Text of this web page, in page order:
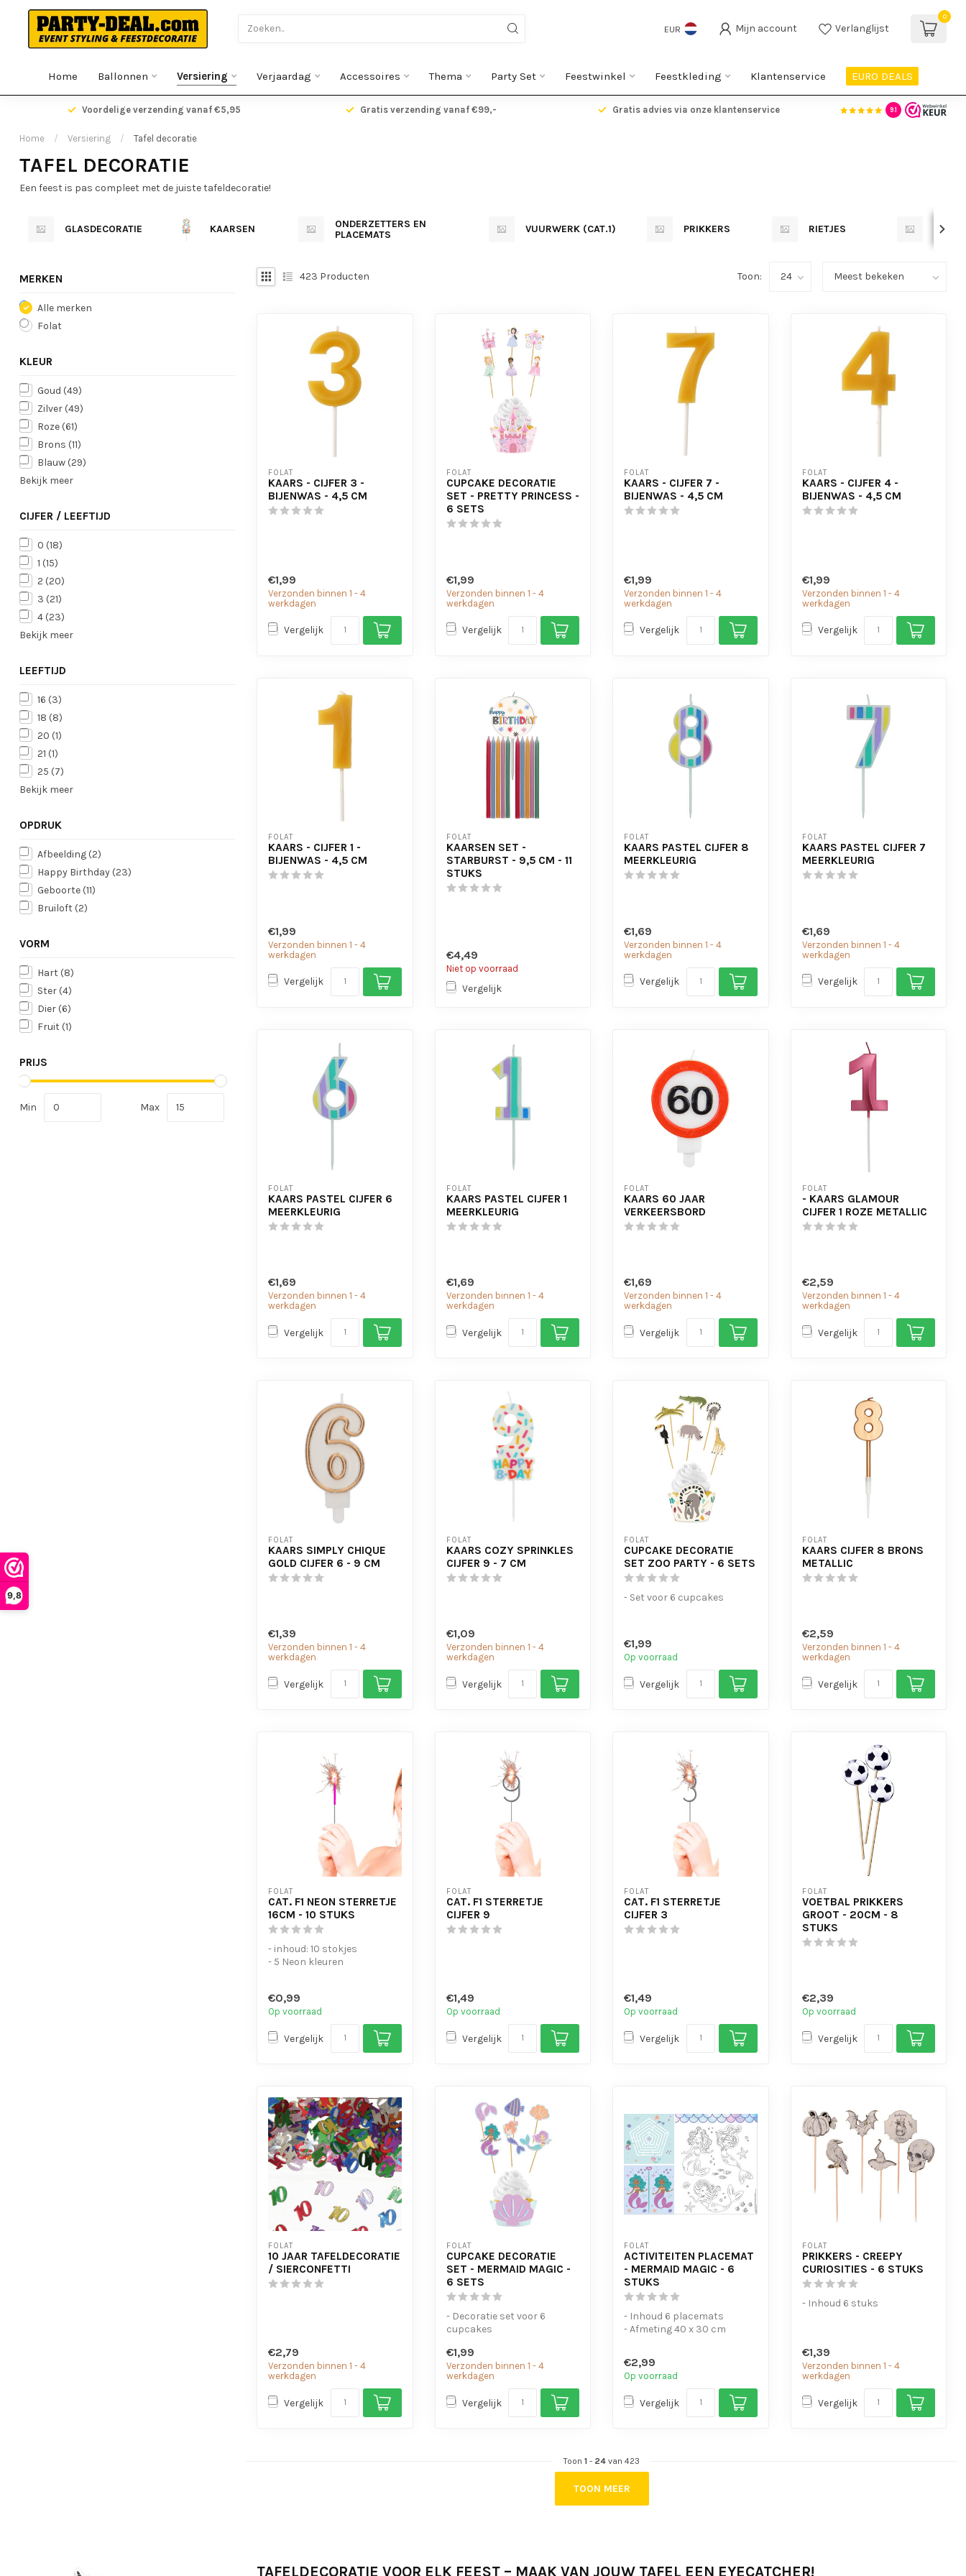
9,8
EUR Mijn account Verlanglijst
0
Home Ballonnen Versiering Verjaardag Accessoires Thema Party Set Feestwinkel Feestkleding Klantenservice EURO DEALS
Voordelige verzending vanaf €5,95 Gratis verzending vanaf €99,- Gratis advies via onze klantenservice 9.1
Home / Versiering / Tafel decoratie
TAFEL DECORATIE
Een feest is pas compleet met de juiste tafeldecoratie!
GLASDECORATIE KAARSEN
ONDERZETTERS EN
PLACEMATS
VUURWERK (CAT.1) PRIKKERS RIETJES
MERKEN
Alle merken
Folat
KLEUR
Goud (49)
Zilver (49)
Roze (61)
Brons (11)
Blauw (29)
Bekijk meer
CIJFER / LEEFTIJD
0 (18)
1 (15)
2 (20)
3 (21)
4 (23)
Bekijk meer
LEEFTIJD
16 (3)
18 (8)
20 (1)
21 (1)
25 (7)
Bekijk meer
OPDRUK
Afbeelding (2)
Happy Birthday (23)
Geboorte (11)
Bruiloft (2)
VORM
Hart (8)
Ster (4)
Dier (6)
Fruit (1)
PRIJS
Min Max
423 Producten Toon:
FOLAT
KAARS - CIJFER 3 -
BIJENWAS - 4,5 CM
€1,99
Verzonden binnen 1 - 4
werkdagen
Vergelijk
FOLAT
CUPCAKE DECORATIE
SET - PRETTY PRINCESS -
6 SETS
€1,99
Verzonden binnen 1 - 4
werkdagen
Vergelijk
FOLAT
KAARS - CIJFER 7 -
BIJENWAS - 4,5 CM
€1,99
Verzonden binnen 1 - 4
werkdagen
Vergelijk
FOLAT
KAARS - CIJFER 4 -
BIJENWAS - 4,5 CM
€1,99
Verzonden binnen 1 - 4
werkdagen
Vergelijk
FOLAT
KAARS - CIJFER 1 -
BIJENWAS - 4,5 CM
€1,99
Verzonden binnen 1 - 4
werkdagen
Vergelijk
FOLAT
KAARSEN SET -
STARBURST - 9,5 CM - 11
STUKS
€4,49
Niet op voorraad
Vergelijk
FOLAT
KAARS PASTEL CIJFER 8
MEERKLEURIG
€1,69
Verzonden binnen 1 - 4
werkdagen
Vergelijk
FOLAT
KAARS PASTEL CIJFER 7
MEERKLEURIG
€1,69
Verzonden binnen 1 - 4
werkdagen
Vergelijk
FOLAT
KAARS PASTEL CIJFER 6
MEERKLEURIG
€1,69
Verzonden binnen 1 - 4
werkdagen
Vergelijk
FOLAT
KAARS PASTEL CIJFER 1
MEERKLEURIG
€1,69
Verzonden binnen 1 - 4
werkdagen
Vergelijk
FOLAT
KAARS 60 JAAR
VERKEERSBORD
€1,69
Verzonden binnen 1 - 4
werkdagen
Vergelijk
FOLAT
- KAARS GLAMOUR
CIJFER 1 ROZE METALLIC
€2,59
Verzonden binnen 1 - 4
werkdagen
Vergelijk
FOLAT
KAARS SIMPLY CHIQUE
GOLD CIJFER 6 - 9 CM
€1,39
Verzonden binnen 1 - 4
werkdagen
Vergelijk
FOLAT
KAARS COZY SPRINKLES
CIJFER 9 - 7 CM
€1,09
Verzonden binnen 1 - 4
werkdagen
Vergelijk
FOLAT
CUPCAKE DECORATIE
SET ZOO PARTY - 6 SETS
- Set voor 6 cupcakes
€1,99
Op voorraad
Vergelijk
FOLAT
KAARS CIJFER 8 BRONS
METALLIC
€2,59
Verzonden binnen 1 - 4
werkdagen
Vergelijk
FOLAT
CAT. F1 NEON STERRETJE
16CM - 10 STUKS
- inhoud: 10 stokjes
- 5 Neon kleuren
€0,99
Op voorraad
Vergelijk
FOLAT
CAT. F1 STERRETJE
CIJFER 9
€1,49
Op voorraad
Vergelijk
FOLAT
CAT. F1 STERRETJE
CIJFER 3
€1,49
Op voorraad
Vergelijk
FOLAT
VOETBAL PRIKKERS
GROOT - 20CM - 8
STUKS
€2,39
Op voorraad
Vergelijk
FOLAT
10 JAAR TAFELDECORATIE
/ SIERCONFETTI
€2,79
Verzonden binnen 1 - 4
werkdagen
Vergelijk
FOLAT
CUPCAKE DECORATIE
SET - MERMAID MAGIC -
6 SETS
- Decoratie set voor 6
cupcakes
€1,99
Verzonden binnen 1 - 4
werkdagen
Vergelijk
FOLAT
ACTIVITEITEN PLACEMAT
- MERMAID MAGIC - 6
STUKS
- Inhoud 6 placemats
- Afmeting 40 x 30 cm
€2,99
Op voorraad
Vergelijk
FOLAT
PRIKKERS - CREEPY
CURIOSITIES - 6 STUKS
- Inhoud 6 stuks
€1,39
Verzonden binnen 1 - 4
werkdagen
Vergelijk
Toon 1 - 24 van 423
TOON MEER
TAFELDECORATIE VOOR ELK FEEST – MAAK VAN JOUW TAFEL EEN EYECATCHER!